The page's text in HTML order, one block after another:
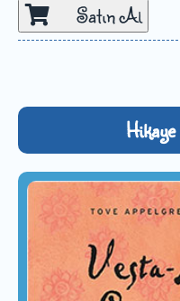
Satın Al